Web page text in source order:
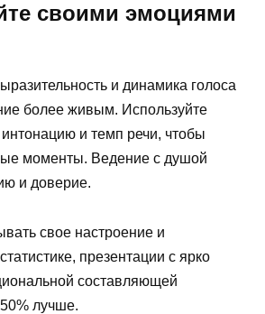
своими эмоциями
и динамика голоса
более живым. Используйте
и темп речи, чтобы
моменты. Ведение с душой
и доверие.
свое настроение и
презентации с ярко
составляющей
лучше.